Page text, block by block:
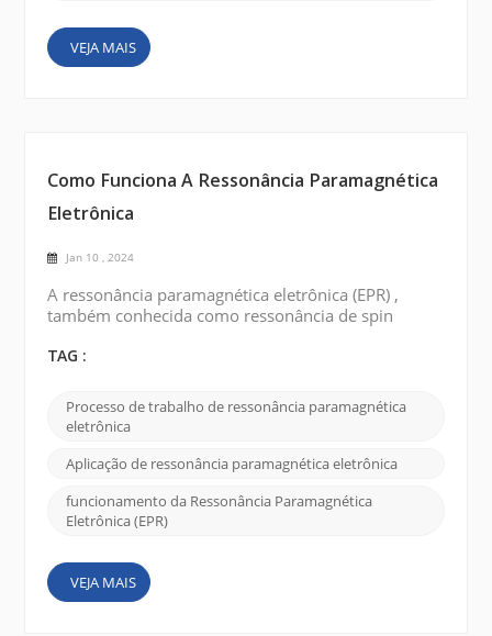
VEJA MAIS
Como Funciona A Ressonância Paramagnética
Eletrônica
Jan 10 , 2024
A ressonância paramagnética eletrônica (EPR) ,
também conhecida como ressonância de spin
as propriedades magnéticas de materiais contendo
explicação de como funciona a ressonância
paramagnética eletrônica : Elétrons
metais de transição ou radicais or...
TAG :
Processo de trabalho de ressonância paramagnética
eletrônica
Aplicação de ressonância paramagnética eletrônica
funcionamento da Ressonância Paramagnética
Eletrônica (EPR)
VEJA MAIS